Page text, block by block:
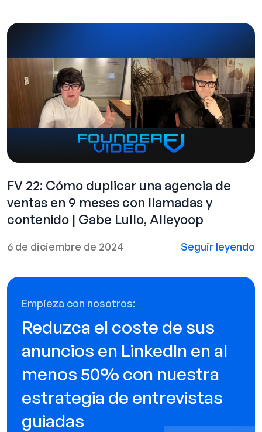
FV 22: Cómo duplicar una agencia de
ventas en 9 meses con llamadas y
contenido | Gabe Lullo, Alleyoop
6 de diciembre de 2024 Seguir leyendo
Empieza con nosotros:
Reduzca el coste de sus
anuncios en LinkedIn en al
menos 50% con nuestra
estrategia de entrevistas
guiadas